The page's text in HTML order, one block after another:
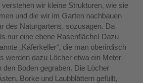
wir kleine Strukturen, wie sie
und die wir im Garten nachbauen
des Naturgartens, sozusagen. Da
nur eine ebene Rasenfläche! Dazu
„Käferkeller“, die man oberirdisch
werden dazu Löcher etwa ein Meter
den Boden gegraben. Die Löcher
Borke und Laubblättern gefüllt,